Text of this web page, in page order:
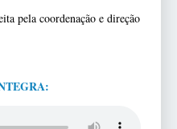
pela coordenação e direção